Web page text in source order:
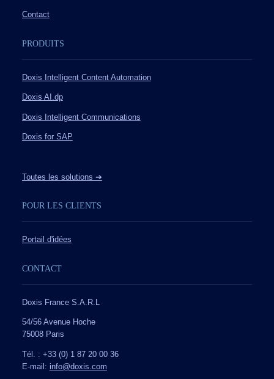
Contact
PRODUITS
Doxis Intelligent Content Automation
Doxis AI.dp
Doxis Intelligent Communications
Doxis for SAP
Toutes les solutions ➔
POUR LES CLIENTS
Portail d'idées
CONTACT
Doxis France S.A.R.L
54/56 Avenue Hoche
75008 Paris
Tél. : +33 (0) 1 87 20 00 36
E-mail: info@doxis.com